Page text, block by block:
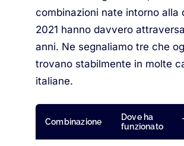
combinazioni nate intorno alla
2021 hanno davvero
anni. Ne segnaliamo tre che
trovano stabilmente in molte
italiane.
Combinazione
Dove ha
funzionato